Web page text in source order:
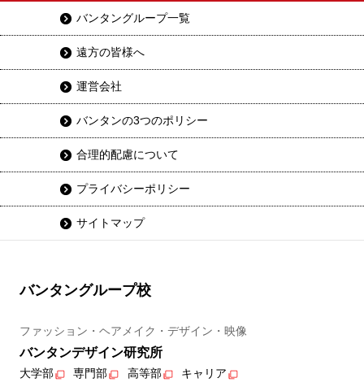
バンタングループ一覧
遠方の皆様へ
運営会社
バンタンの3つのポリシー
合理的配慮について
プライバシーポリシー
サイトマップ
バンタングループ校
ファッション・ヘアメイク・デザイン・映像
バンタンデザイン研究所
大学部 専門部 高等部 キャリア